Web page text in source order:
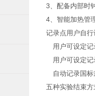
3、配备内部时
4、智能加热管
记录点用户自行
用户可设定记
用户可设定记
自动记录国标
五种实验结束